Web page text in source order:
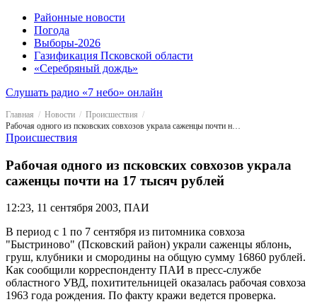
Районные новости
Погода
Выборы-2026
Газификация Псковской области
«Серебряный дождь»
Слушать радио «7 небо» онлайн
Главная Новости
Происшествия
Рабочая одного из псковских совхозов украла саженцы почти на 17 тысяч рублей
Происшествия
Рабочая одного из псковских совхозов украла
саженцы почти на 17 тысяч рублей
12:23, 11 сентября 2003, ПАИ
В период с 1 по 7 сентября из питомника совхоза
"Быстриново" (Псковский район) украли саженцы яблонь,
груш, клубники и смородины на общую сумму 16860 рублей.
Как сообщили корреспонденту ПАИ в пресс-службе
областного УВД, похитительницей оказалась рабочая совхоза
1963 года рождения. По факту кражи ведется проверка.